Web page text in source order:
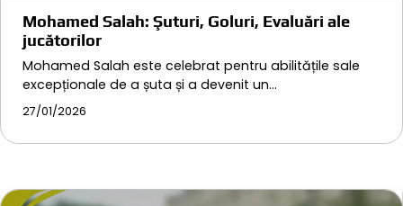
Mohamed Salah: Şuturi, Goluri, Evaluări ale
jucătorilor
Mohamed Salah este celebrat pentru abilitățile sale
excepționale de a șuta și a devenit un…
27/01/2026